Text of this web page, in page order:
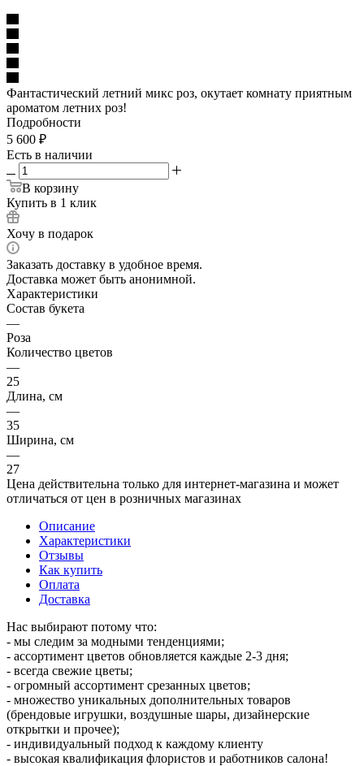
Фантастический летний микс роз, окутает комнату приятным
ароматом летних роз!
Подробности
5 600 ₽
Есть в наличии
В корзину
Купить в 1 клик
Хочу в подарок
Заказать доставку в удобное время.
Доставка может быть анонимной.
Характеристики
Состав букета
—
Роза
Количество цветов
—
25
Длина, см
—
35
Ширина, см
—
27
Цена действительна только для интернет-магазина и может
отличаться от цен в розничных магазинах
Описание
Характеристики
Отзывы
Как купить
Оплата
Доставка
Нас выбирают потому что:
- мы следим за модными тенденциями;
- ассортимент цветов обновляется каждые 2-3 дня;
- всегда свежие цветы;
- огромный ассортимент срезанных цветов;
- множество уникальных дополнительных товаров
(брендовые игрушки, воздушные шары, дизайнерские
открытки и прочее);
- индивидуальный подход к каждому клиенту
- высокая квалификация флористов и работников салона!